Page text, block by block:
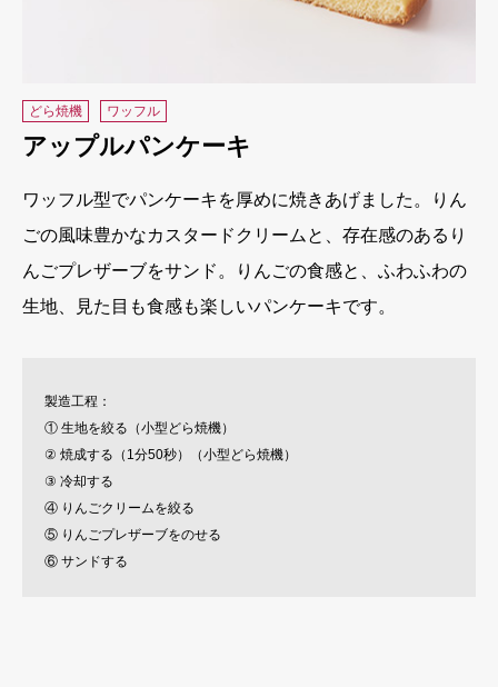
どら焼機 ワッフル
アップルパンケーキ
ワッフル型でパンケーキを厚めに焼きあげました。りん
ごの風味豊かなカスタードクリームと、存在感のあるり
んごプレザーブをサンド。りんごの食感と、ふわふわの
生地、見た目も食感も楽しいパンケーキです。
製造工程：
① 生地を絞る（小型どら焼機）
② 焼成する（1分50秒）（小型どら焼機）
③ 冷却する
④ りんごクリームを絞る
⑤ りんごプレザーブをのせる
⑥ サンドする